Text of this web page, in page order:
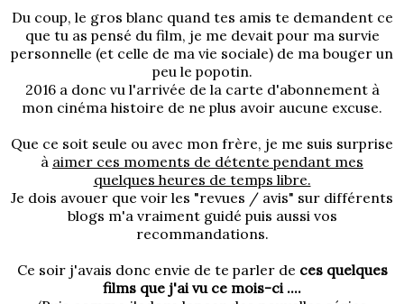
Du coup, le gros blanc quand tes amis te demandent ce
que tu as pensé du film, je me devait pour ma survie
personnelle (et celle de ma vie sociale) de ma bouger un
peu le popotin.
2016 a donc vu l'arrivée de la carte d'abonnement à
mon cinéma histoire de ne plus avoir aucune excuse.
Que ce soit seule ou avec mon frère, je me suis surprise
à aimer ces moments de détente pendant mes
quelques heures de temps libre.
Je dois avouer que voir les "revues / avis" sur différents
blogs m'a vraiment guidé puis aussi vos
recommandations.
Ce soir j'avais donc envie de te parler de ces quelques
films que j'ai vu ce mois-ci ....